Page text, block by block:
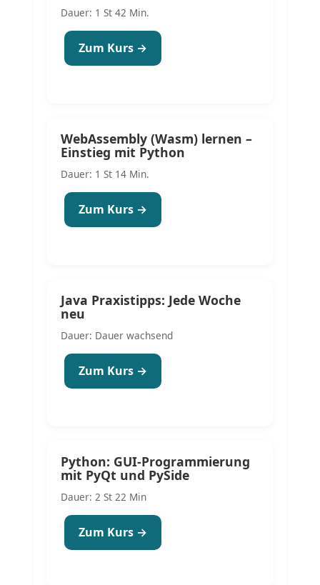
Dauer: 1 St 42 Min.
Zum Kurs →
WebAssembly (Wasm) lernen –
Einstieg mit Python
Dauer: 1 St 14 Min.
Zum Kurs →
Java Praxistipps: Jede Woche
neu
Dauer: Dauer wachsend
Zum Kurs →
Python: GUI-Programmierung
mit PyQt und PySide
Dauer: 2 St 22 Min
Zum Kurs →